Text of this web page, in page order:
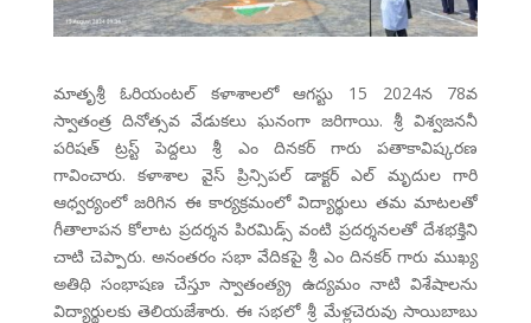
మాతృశ్రీ ఓరియంటల్ కళాశాలలో ఆగస్టు 15 2024న 78వ
స్వాతంత్ర దినోత్సవ వేడుకలు ఘనంగా జరిగాయి. శ్రీ విశ్వజననీ
పరిషత్ ట్రస్ట్ పెద్దలు శ్రీ ఎం దినకర్ గారు పతాకావిష్కరణ
గావించారు. కళాశాల వైస్ ప్రిన్సిపల్ డాక్టర్ ఎల్ మృదుల గారి
ఆధ్వర్యంలో జరిగిన ఈ కార్యక్రమంలో విద్యార్థులు తమ మాటలతో
గీతాలాపన కోలాట ప్రదర్శన పిరమిడ్స్ వంటి ప్రదర్శనలతో దేశభక్తిని
చాటి చెప్పారు. అనంతరం సభా వేదికపై శ్రీ ఎం దినకర్ గారు ముఖ్య
అతిథి సంభాషణ చేస్తూ స్వాతంత్య్ర ఉద్యమం నాటి విశేషాలను
విద్యార్థులకు తెలియజేశారు. ఈ సభలో శ్రీ మేళ్లచెరువు సాయిబాబు